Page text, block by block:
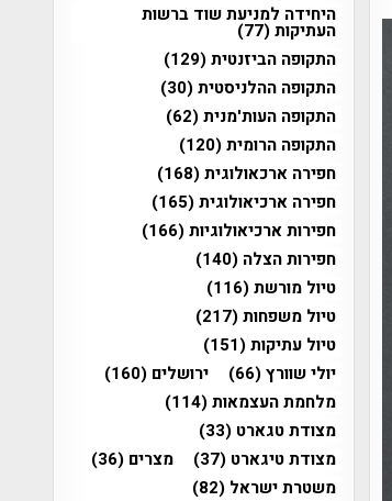
היחידה למניעת שוד ברשות
העתיקות(77)
התקופה הביזנטית(129)
התקופה ההלניסטית(30)
התקופה העות'מנית(62)
התקופה הרומית(120)
חפירה ארכאולוגית(168)
חפירה ארכיאולוגית(165)
חפירות ארכיאולוגיות(166)
חפירות הצלה (140)
טיול מורשת(116)
טיול משפחות(217)
טיול עתיקות(151)
יולי שוורץ(66) ירושלים (160)
מלחמת העצמאות(114)
מצודת טגארט (33)
מצודת טיגארט (37) מצרים (36)
משטרת ישראל (82)